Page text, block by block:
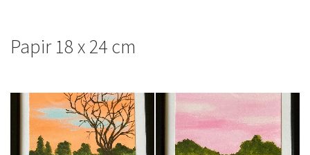
Papir 18 x 24 cm